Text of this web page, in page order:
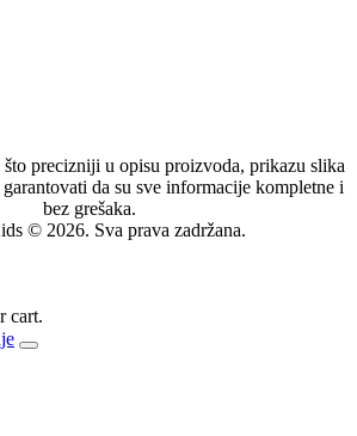
precizniji u opisu proizvoda, prikazu slika
da su sve informacije kompletne i
bez grešaka.
© 2026. Sva prava zadržana.
cart.